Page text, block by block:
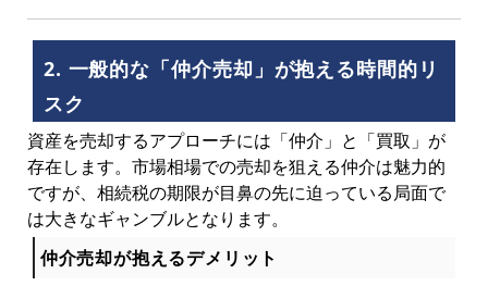
2. 一般的な「仲介売却」が抱える時間的リ
スク
資産を売却するアプローチには「仲介」と「買取」が
存在します。市場相場での売却を狙える仲介は魅力的
ですが、相続税の期限が目鼻の先に迫っている局面で
は大きなギャンブルとなります。
仲介売却が抱えるデメリット